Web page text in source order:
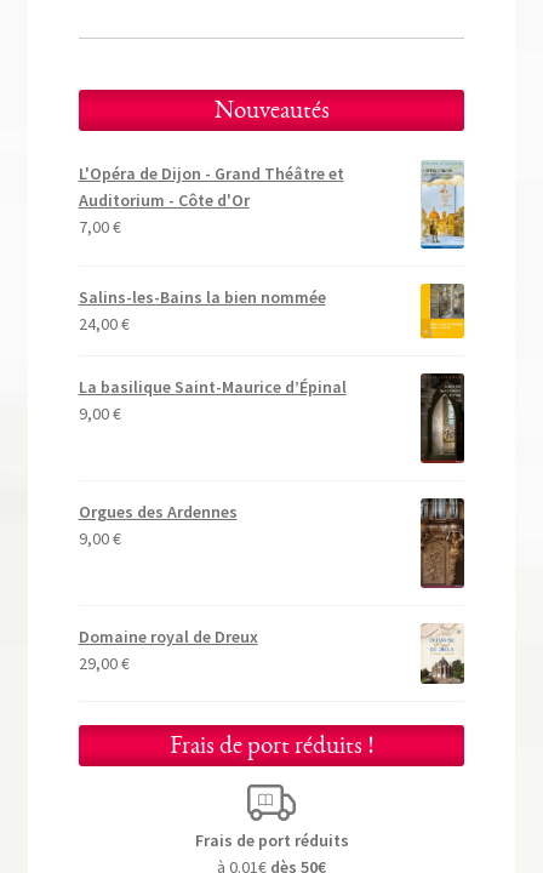
Nouveautés
L'Opéra de Dijon - Grand Théâtre et
Auditorium - Côte d'Or
7,00€
Salins-les-Bains la bien nommée
24,00€
La basilique Saint-Maurice d’Épinal
9,00€
Orgues des Ardennes
9,00€
Domaine royal de Dreux
29,00€
Frais de port réduits !
Frais de port réduits
à 0.01€ dès 50€